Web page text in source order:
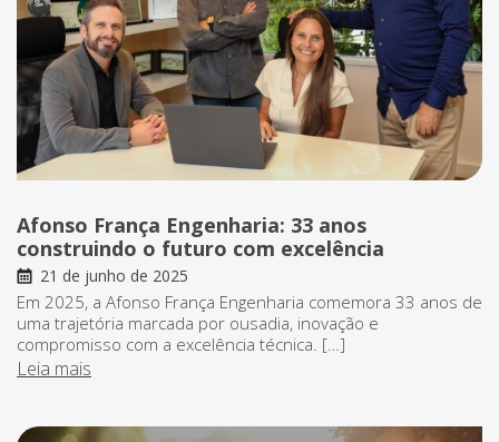
Afonso França Engenharia: 33 anos
construindo o futuro com excelência
21 de junho de 2025
Em 2025, a Afonso França Engenharia comemora 33 anos de
uma trajetória marcada por ousadia, inovação e
compromisso com a excelência técnica. […]
Leia mais